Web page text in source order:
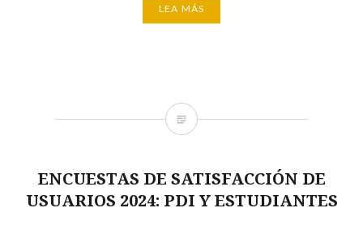
LEA MÁS
ENCUESTAS DE SATISFACCIÓN DE
USUARIOS 2024: PDI Y ESTUDIANTES